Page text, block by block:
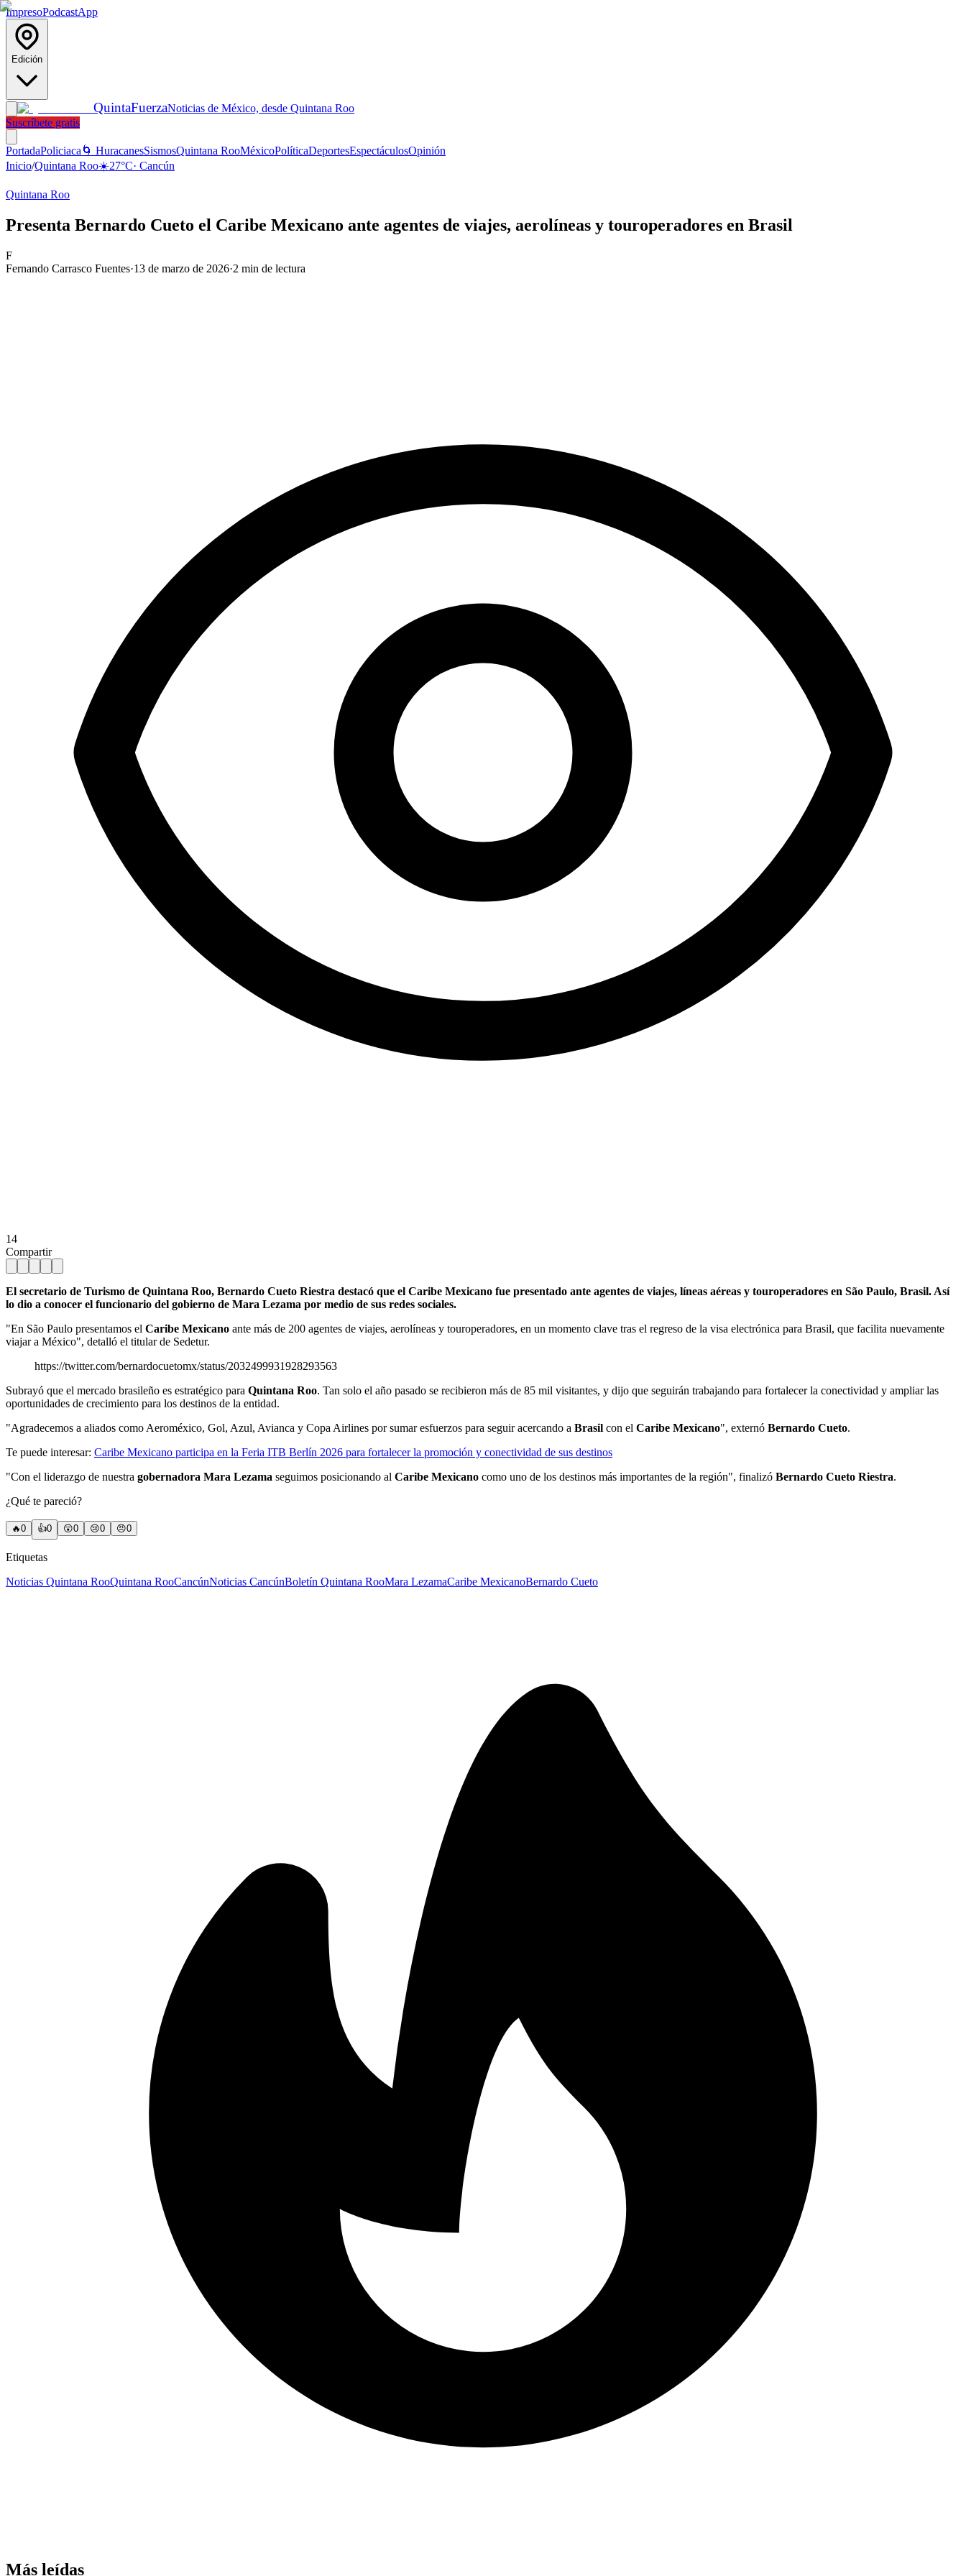
ImpresoPodcastApp
Edición
QuintaFuerzaNoticias de México, desde Quintana Roo
Suscríbete gratis
PortadaPoliciaca 🌀 HuracanesSismosQuintana RooMéxicoPolíticaDeportesEspectáculosOpinión
Inicio/Quintana Roo☀️27°C· Cancún
Quintana Roo
Presenta Bernardo Cueto el Caribe Mexicano ante agentes de viajes, aerolíneas y touroperadores en Brasil
F
Fernando Carrasco Fuentes·13 de marzo de 2026·2 min de lectura
14
Compartir
El secretario de Turismo de Quintana Roo, Bernardo Cueto Riestra destacó que el Caribe Mexicano fue presentado ante agentes de viajes, líneas aéreas y touroperadores en São Paulo, Brasil. Así
lo dio a conocer el funcionario del gobierno de Mara Lezama por medio de sus redes sociales.
"En São Paulo presentamos el Caribe Mexicano ante más de 200 agentes de viajes, aerolíneas y touroperadores, en un momento clave tras el regreso de la visa electrónica para Brasil, que facilita nuevamente
viajar a México", detalló el titular de Sedetur.
https://twitter.com/bernardocuetomx/status/2032499931928293563
Subrayó que el mercado brasileño es estratégico para Quintana Roo. Tan solo el año pasado se recibieron más de 85 mil visitantes, y dijo que seguirán trabajando para fortalecer la conectividad y ampliar las
oportunidades de crecimiento para los destinos de la entidad.
"Agradecemos a aliados como Aeroméxico, Gol, Azul, Avianca y Copa Airlines por sumar esfuerzos para seguir acercando a Brasil con el Caribe Mexicano", externó Bernardo Cueto.
Te puede interesar: Caribe Mexicano participa en la Feria ITB Berlín 2026 para fortalecer la promoción y conectividad de sus destinos
"Con el liderazgo de nuestra gobernadora Mara Lezama seguimos posicionando al Caribe Mexicano como uno de los destinos más importantes de la región", finalizó Bernardo Cueto Riestra.
¿Qué te pareció?
🔥0 👍0 😲0 😢0 😠0
Etiquetas
Noticias Quintana RooQuintana RooCancúnNoticias CancúnBoletín Quintana RooMara LezamaCaribe MexicanoBernardo Cueto
Más leídas